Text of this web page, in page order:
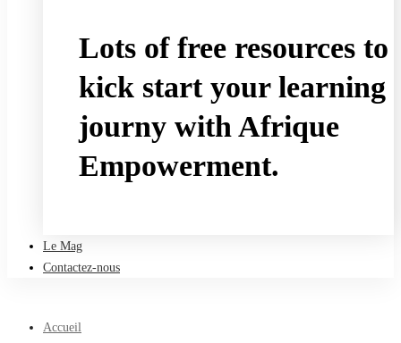
Lots of free resources to
kick start your learning
journy with Afrique
Empowerment.
Le Mag
Contactez-nous
Accueil